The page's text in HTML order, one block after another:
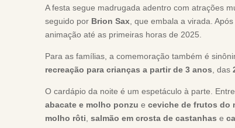
A festa segue madrugada adentro com atrações
seguido por Brion Sax, que embala a virada.
animação até as primeiras horas de 2025.
Para as famílias, a comemoração também é
recreação para crianças a partir de 3 anos , das
O cardápio da noite é um espetáculo à parte.
abacate e molho ponzu e ceviche de frutos do
molho rôti salmão em crosta de castanhas e